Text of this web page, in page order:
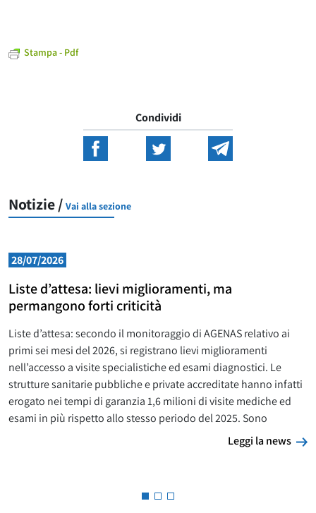
Stampa - Pdf
Condividi
Notizie / Vai alla sezione
28/07/2026
Liste d’attesa: lievi miglioramenti, ma
permangono forti criticità
Liste d’attesa: secondo il monitoraggio di AGENAS relativo ai
primi sei mesi del 2026, si registrano lievi miglioramenti
nell’accesso a visite specialistiche ed esami diagnostici. Le
strutture sanitarie pubbliche e private accreditate hanno infatti
erogato nei tempi di garanzia 1,6 milioni di visite mediche ed
esami in più rispetto allo stesso periodo del 2025. Sono
Leggi la news